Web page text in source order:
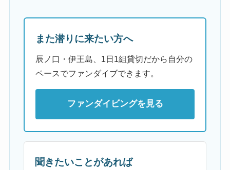
また潜りに来たい方へ
辰ノ口・伊王島、1日1組貸切だから自分の
ペースでファンダイブできます。
ファンダイビングを見る
聞きたいことがあれば